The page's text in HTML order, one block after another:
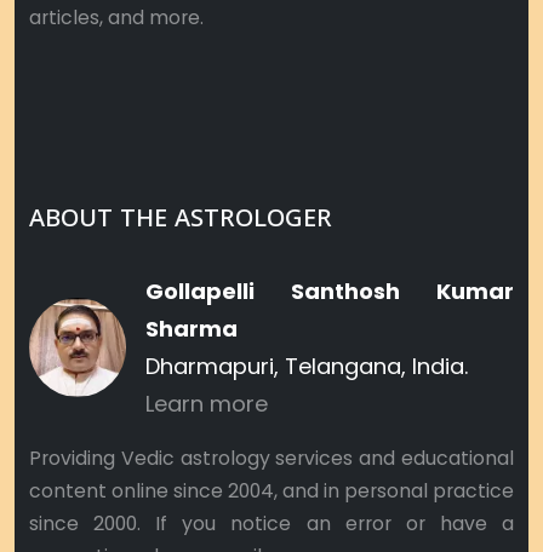
articles, and more.
ABOUT THE ASTROLOGER
Gollapelli Santhosh Kumar
Sharma
Dharmapuri, Telangana, India.
Learn more
Providing Vedic astrology services and educational
content online since 2004, and in personal practice
since 2000. If you notice an error or have a